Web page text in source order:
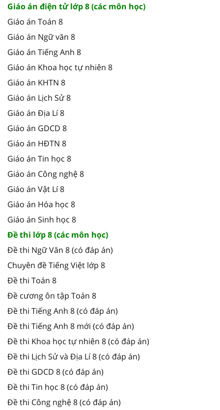
Giáo án điện tử lớp 8 (các môn học)
Giáo án Toán 8
Giáo án Ngữ văn 8
Giáo án Tiếng Anh 8
Giáo án Khoa học tự nhiên 8
Giáo án KHTN 8
Giáo án Lịch Sử 8
Giáo án Địa Lí 8
Giáo án GDCD 8
Giáo án HĐTN 8
Giáo án Tin học 8
Giáo án Công nghệ 8
Giáo án Vật Lí 8
Giáo án Hóa học 8
Giáo án Sinh học 8
Đề thi lớp 8 (các môn học)
Đề thi Ngữ Văn 8 (có đáp án)
Chuyên đề Tiếng Việt lớp 8
Đề thi Toán 8
Đề cương ôn tập Toán 8
Đề thi Tiếng Anh 8 (có đáp án)
Đề thi Tiếng Anh 8 mới (có đáp án)
Đề thi Khoa học tự nhiên 8 (có đáp án)
Đề thi Lịch Sử và Địa Lí 8 (có đáp án)
Đề thi GDCD 8 (có đáp án)
Đề thi Tin học 8 (có đáp án)
Đề thi Công nghệ 8 (có đáp án)